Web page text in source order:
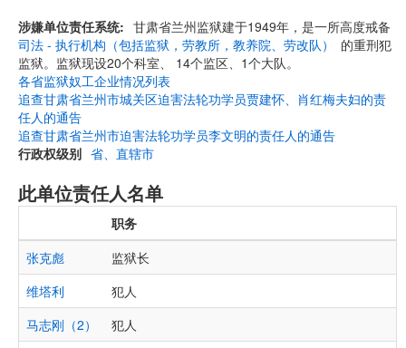
涉嫌单位责任系统
司法 - 执行机构（包括监狱，劳教所，教养院、劳改队）
甘肃省兰州监狱建于1949年，是一所高度戒备
的重刑犯
监狱。监狱现设20个科室、 14个监区、1个大队。
各省监狱奴工企业情况列表
追查甘肃省兰州市城关区迫害法轮功学员贾建怀、肖红梅夫妇的责
任人的通告
追查甘肃省兰州市迫害法轮功学员李文明的责任人的通告
行政权级别 省、直辖市
此单位责任人名单
职务
张克彪
监狱长
维塔利
犯人
马志刚（2）
犯人